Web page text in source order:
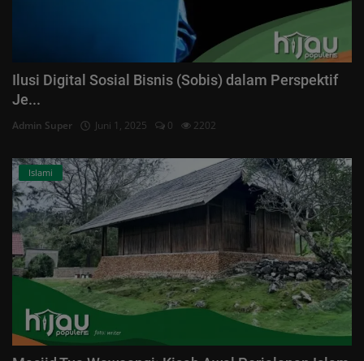
Ilusi Digital Sosial Bisnis (Sobis) dalam Perspektif
Je...
Admin Super Juni 1, 2025 0 2202
Islami